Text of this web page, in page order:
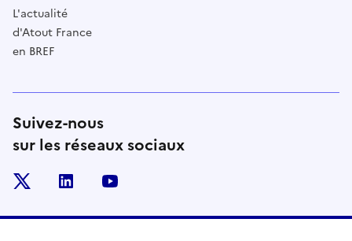
L'actualité
d'Atout France
en BREF
Suivez-nous
sur les réseaux sociaux
linkedin